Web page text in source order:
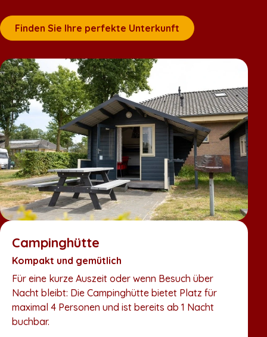
Finden Sie Ihre perfekte Unterkunft
Campinghütte
Kompakt und gemütlich
Für eine kurze Auszeit oder wenn Besuch über
Nacht bleibt: Die Campinghütte bietet Platz für
maximal 4 Personen und ist bereits ab 1 Nacht
buchbar.